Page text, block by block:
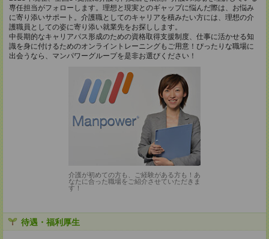
専任担当がフォローします。理想と現実とのギャップに悩んだ際は、お悩み
に寄り添いサポート。介護職としてのキャリアを積みたい方には、理想の介
護職員としての姿に寄り添い就業先をお探しします。
中長期的なキャリアパス形成のための資格取得支援制度、仕事に活かせる知
識を身に付けるためのオンライントレーニングもご用意！ぴったりな職場に
出会うなら、マンパワーグループを是非お選びください！
介護が初めての方も、ご経験がある方も！あ
なたに合った職場をご紹介させていただきま
す！
待遇・福利厚生